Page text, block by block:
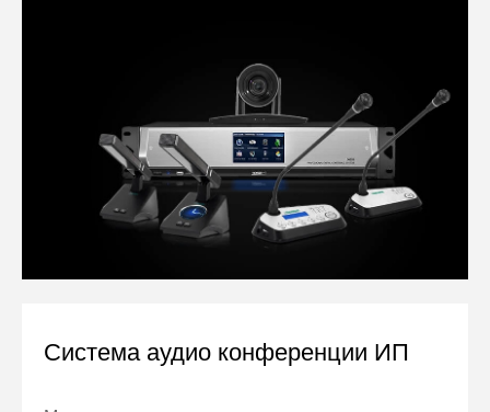
Система аудио конференции ИП